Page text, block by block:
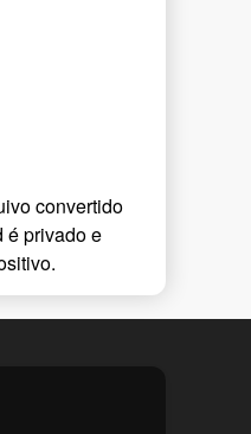
convertido
é privado e